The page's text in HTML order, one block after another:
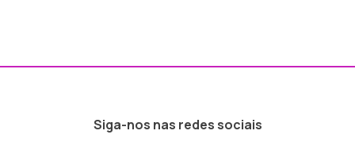
Siga-nos nas redes sociais